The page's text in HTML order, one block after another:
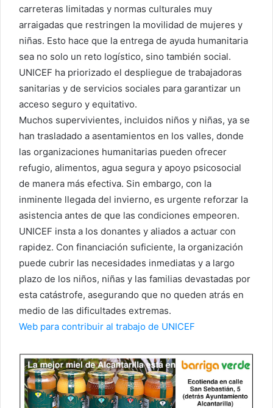
carreteras limitadas y normas culturales muy
arraigadas que restringen la movilidad de mujeres y
niñas. Esto hace que la entrega de ayuda humanitaria
sea no solo un reto logístico, sino también social.
UNICEF ha priorizado el despliegue de trabajadoras
sanitarias y de servicios sociales para garantizar un
acceso seguro y equitativo.
Muchos supervivientes, incluidos niños y niñas, ya se
han trasladado a asentamientos en los valles, donde
las organizaciones humanitarias pueden ofrecer
refugio, alimentos, agua segura y apoyo psicosocial
de manera más efectiva. Sin embargo, con la
inminente llegada del invierno, es urgente reforzar la
asistencia antes de que las condiciones empeoren.
UNICEF insta a los donantes y aliados a actuar con
rapidez. Con financiación suficiente, la organización
puede cubrir las necesidades inmediatas y a largo
plazo de los niños, niñas y las familias devastadas por
esta catástrofe, asegurando que no queden atrás en
medio de las dificultades extremas.
Web para contribuir al trabajo de UNICEF